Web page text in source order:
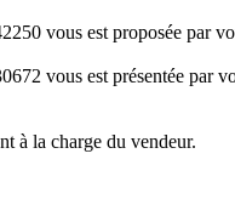
vous est proposée
vous est présentée
à la charge du vendeur.